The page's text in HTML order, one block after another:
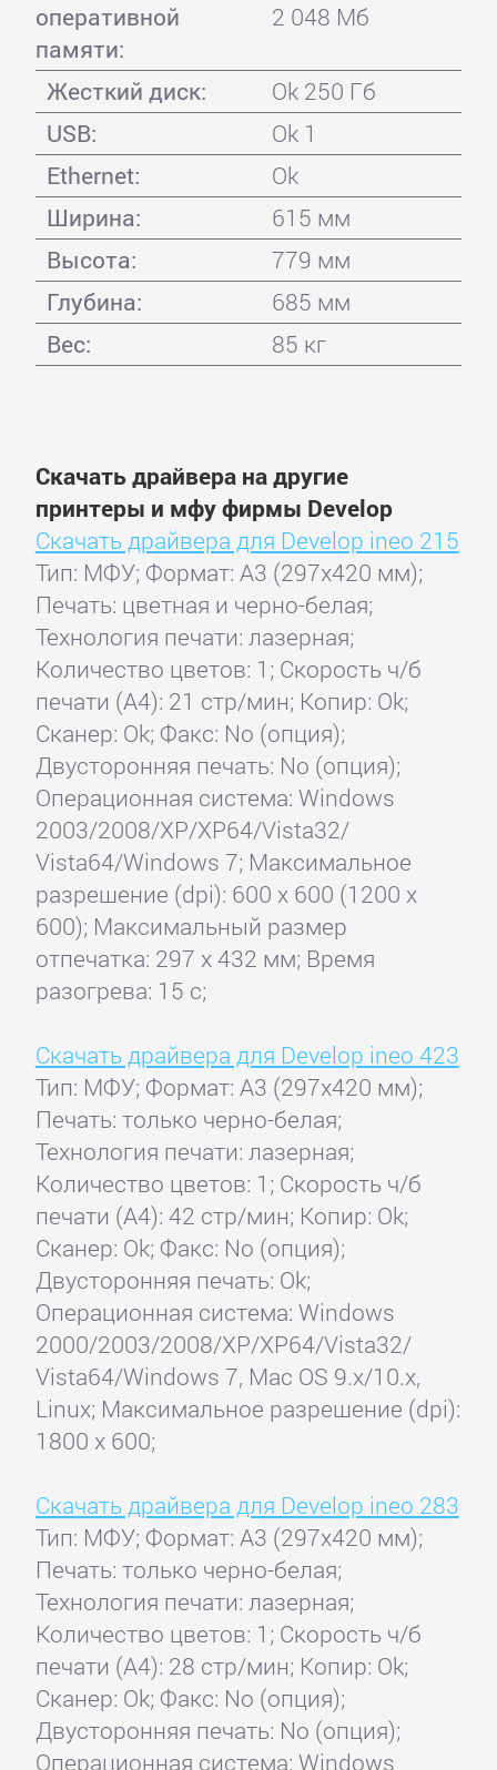
оперативной
памяти:
2 048 Мб
Жесткий диск:
Ok 250 Гб
USB:
Ok 1
Ethernet:
Ok
Ширина:
615 мм
Высота:
779 мм
Глубина:
685 мм
Вес:
85 кг
Скачать драйвера на другие
принтеры и мфу фирмы Develop
Скачать драйвера для Develop ineo 215
Тип: МФУ; Формат: A3 (297x420 мм);
Печать: цветная и черно-белая;
Технология печати: лазерная;
Количество цветов: 1; Скорость ч/б
печати (А4): 21 стр/мин; Копир: Ok;
Сканер: Ok; Факс: No (опция);
Двусторонняя печать: No (опция);
Операционная система: Windows
2003/2008/XP/XP64/Vista32/
Vista64/Windows 7; Максимальное
разрешение (dpi): 600 x 600 (1200 x
600); Максимальный размер
отпечатка: 297 x 432 мм; Время
разогрева: 15 с;
Скачать драйвера для Develop ineo 423
Тип: МФУ; Формат: A3 (297x420 мм);
Печать: только черно-белая;
Технология печати: лазерная;
Количество цветов: 1; Скорость ч/б
печати (А4): 42 стр/мин; Копир: Ok;
Сканер: Ok; Факс: No (опция);
Двусторонняя печать: Ok;
Операционная система: Windows
2000/2003/2008/XP/XP64/Vista32/
Vista64/Windows 7, Mac OS 9.x/10.x,
Linux; Максимальное разрешение (dpi):
1800 x 600;
Скачать драйвера для Develop ineo 283
Тип: МФУ; Формат: A3 (297x420 мм);
Печать: только черно-белая;
Технология печати: лазерная;
Количество цветов: 1; Скорость ч/б
печати (А4): 28 стр/мин; Копир: Ok;
Сканер: Ok; Факс: No (опция);
Двусторонняя печать: No (опция);
Операционная система: Windows